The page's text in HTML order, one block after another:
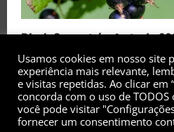
Black Currant é a fruta de
Redação MC 0
Usamos cookies em nosso site
experiência mais relevante,
e visitas repetidas. Ao clicar em
concorda com o uso de
você pode visitar
fornecer um consentimento